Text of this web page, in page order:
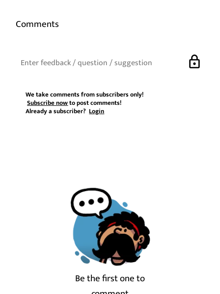
Comments
lock
We take comments from subscribers only!
Subscribe nowto post comments!
Already a subscriber?Login
Be the first one to